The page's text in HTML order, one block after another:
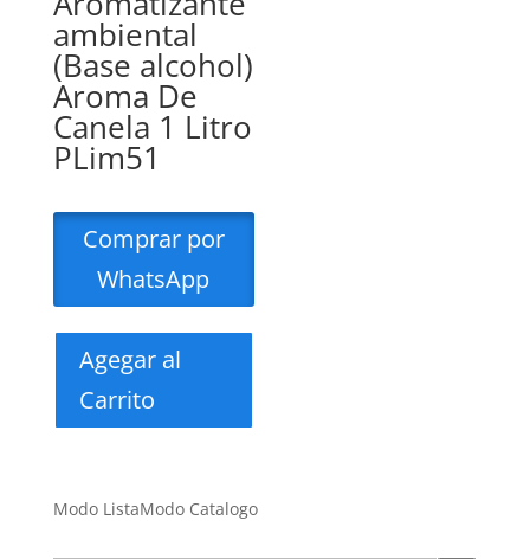
ambiental
(Base alcohol)
Aroma De
Canela 1 Litro
PLim51
Comprar por
WhatsApp
Agegar al
Carrito
Modo ListaModo Catalogo